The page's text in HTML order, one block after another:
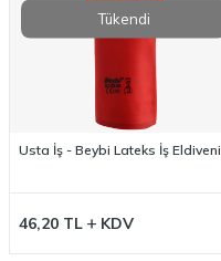
Tükendi
Usta İş - Beybi Lateks İş Eldiveni
46,20 TL KDV